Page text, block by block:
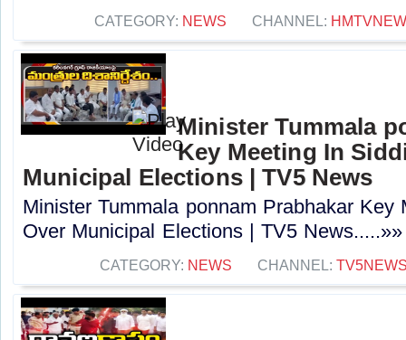
CATEGORY: NEWS CHANNEL:
Minister Tummala
Key Meeting In
Municipal Elections | TV5 News
Minister Tummala ponnam Prabhakar Key
Over Municipal Elections | TV5 News.....»»
CATEGORY: NEWS CHANNEL: